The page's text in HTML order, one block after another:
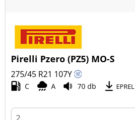
Pirelli Pzero (PZ5) MO-S
275/45 R21 107Y
C A 70 db EPREL